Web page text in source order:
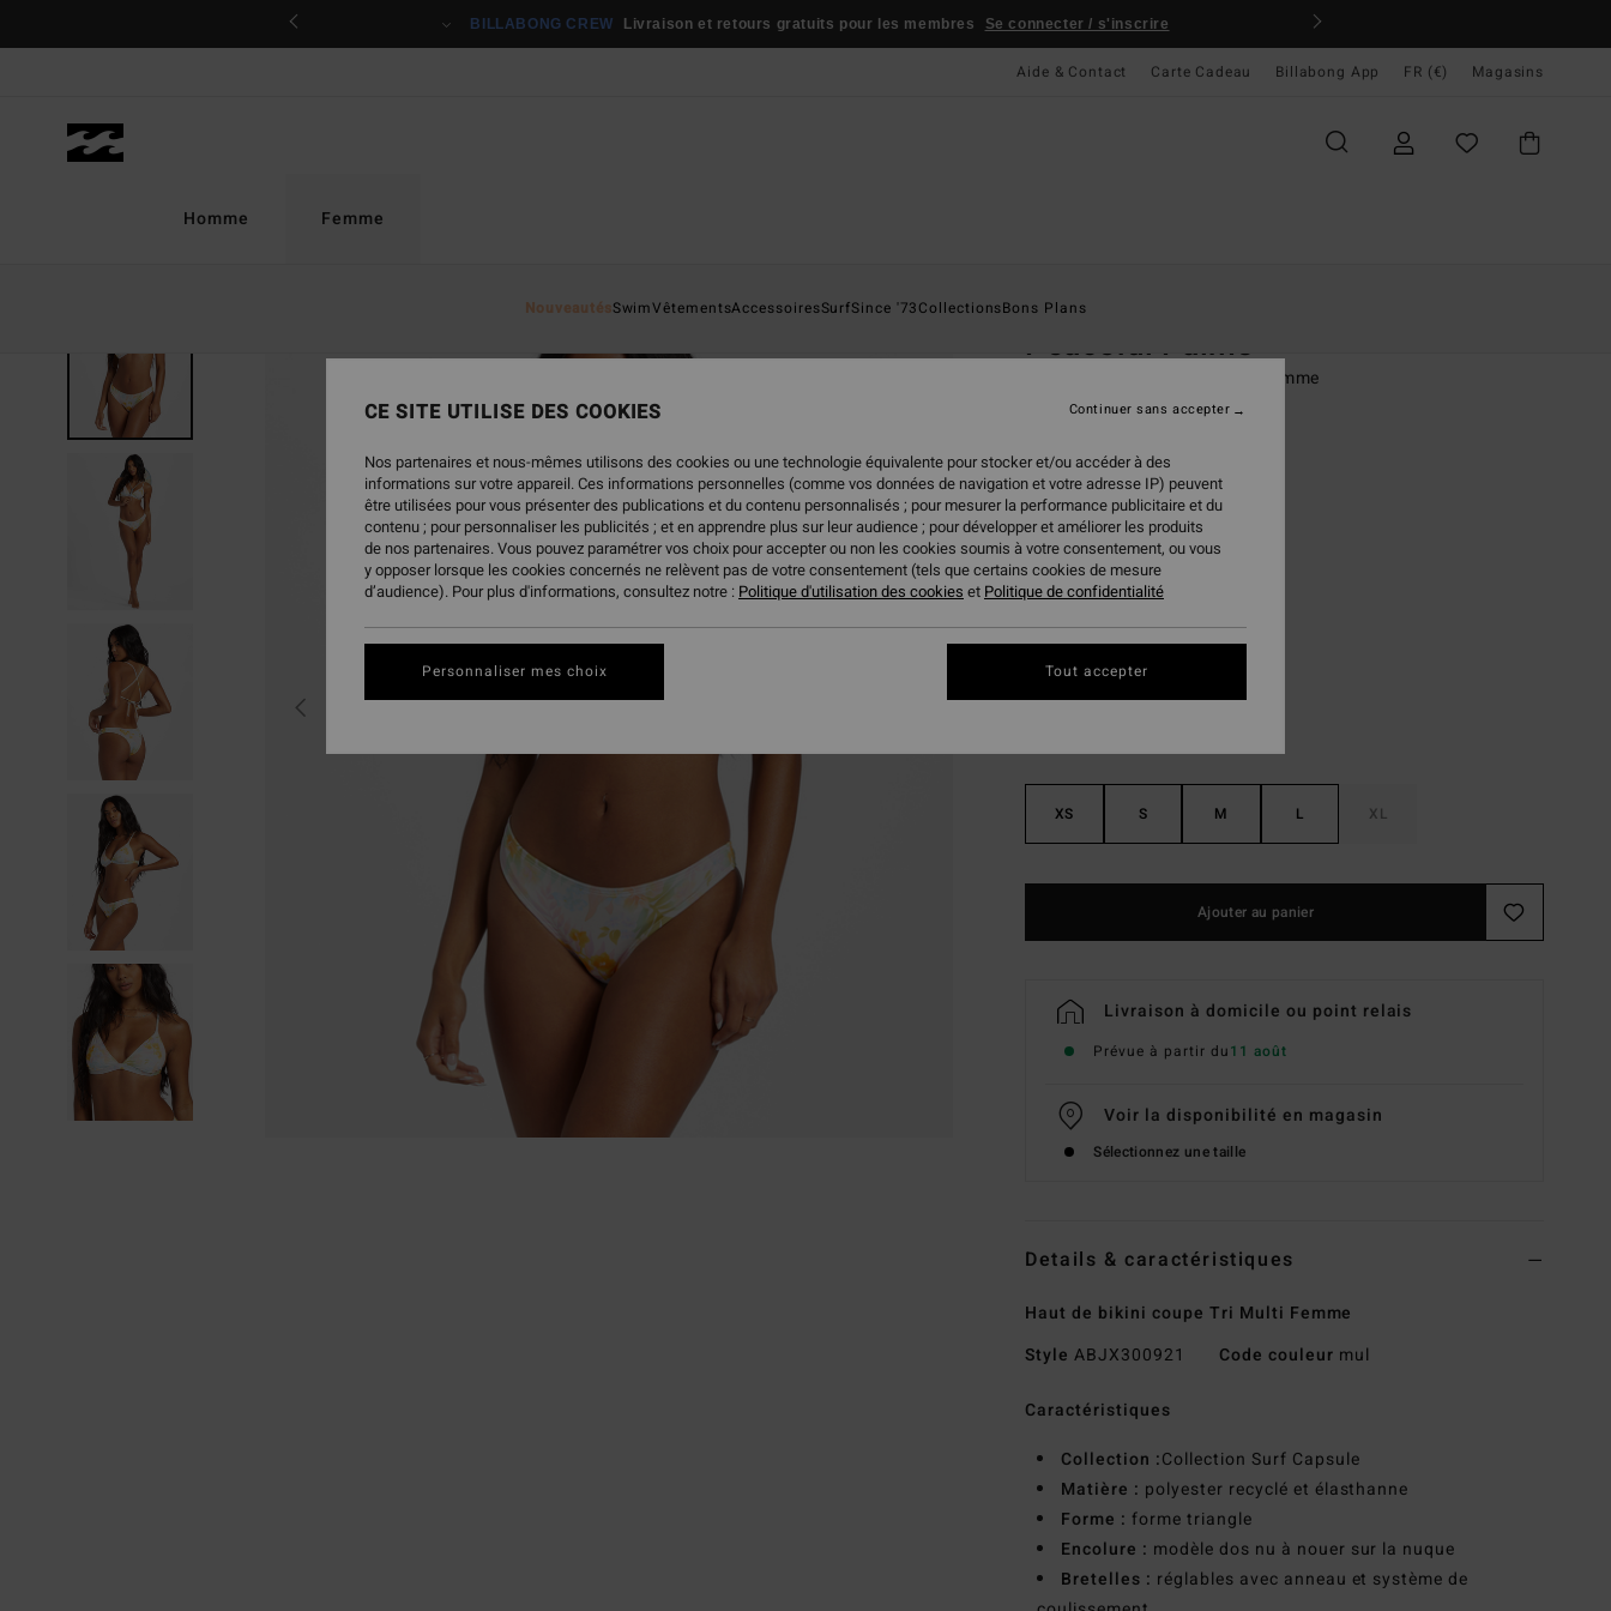
BILLABONG CREW Livraison et retours gratuits pour les membres Se connecter / s'inscrire
Aide & Contact Carte Cadeau Billabong App FR (€) Magasins
Homme Femme
NouveautésSwimVêtementsAccessoiresSurfSince '73CollectionsBons Plans
Peaceful Palms
Haut de bikini coupe Tri Multi Femme
(1 Avis)
ECO-BONUS
49,95 €
50%
24,98 €
BONS PLANS
XS S M L XL
Ajouter au panier
Livraison à domicile ou point relais
Prévue à partir du11 août
Voir la disponibilité en magasin
Sélectionnez une taille
Details & caractéristiques
Haut de bikini coupe Tri Multi Femme
Style ABJX300921 Code couleur mul
Caractéristiques
Collection :Collection Surf Capsule
Matière : polyester recyclé et élasthanne
Forme : forme triangle
Encolure : modèle dos nu à nouer sur la nuque
Bretelles : réglables avec anneau et système de
CE SITE UTILISE DES COOKIES
Nos partenaires et nous-mêmes utilisons des cookies ou une technologie équivalente pour stocker et/ou accéder à des
informations sur votre appareil. Ces informations personnelles (comme vos données de navigation et votre adresse IP) peuvent
être utilisées pour vous présenter des publications et du contenu personnalisés ; pour mesurer la performance publicitaire et du
contenu ; pour personnaliser les publicités ; et en apprendre plus sur leur audience ; pour développer et améliorer les produits
de nos partenaires. Vous pouvez paramétrer vos choix pour accepter ou non les cookies soumis à votre consentement, ou vous
y opposer lorsque les cookies concernés ne relèvent pas de votre consentement (tels que certains cookies de mesure
d’audience). Pour plus d'informations, consultez notre : Politique d'utilisation des cookies et Politique de confidentialité
Personnaliser mes choix
Continuer sans accepter
Tout accepter